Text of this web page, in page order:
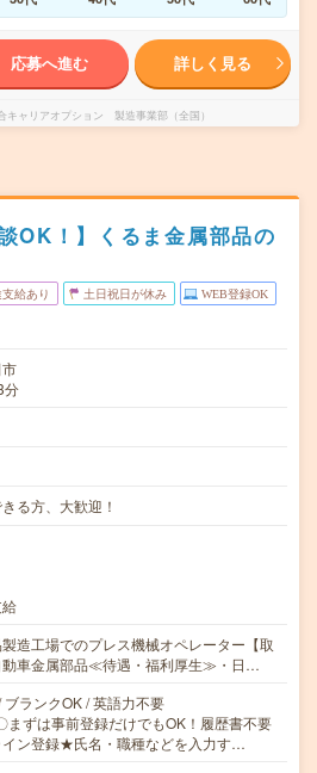
応募へ進む 詳しく見る
キャリアオプション 製造事業部（全国）
OK！】くるま金属部品の
給あり 土日祝日が休み WEB登録OK
分
る方、大歓迎！
造工場でのプレス機械オペレーター【取
動車金属部品≪待遇・福利厚生≫・日…
ランクOK / 英語力不要
ずは事前登録だけでもOK！履歴書不要
イン登録★氏名・職種などを入力す…